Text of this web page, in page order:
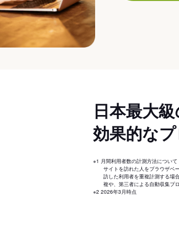
日本最大
効果的な
※1 月間利用者数の計測方法について
サイトを訪れた人をブラウザベ
訪した利用者を重複計測する場
複や、第三者による自動収集プ
※2 2026年3月時点